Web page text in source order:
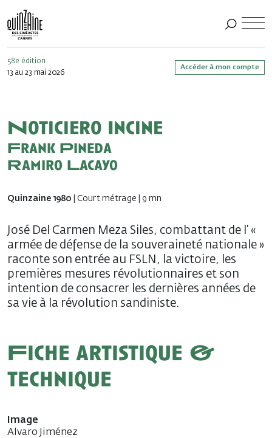
58e édition
13 au 23 mai 2026
Accéder à mon compte
Noticiero Incine
Frank Pineda
Ramiro Lacayo
Quinzaine 1980 | Court métrage | 9 mn
José Del Carmen Meza Siles, combattant de l’ «
armée de défense de la souveraineté nationale »
raconte son entrée au FSLN, la victoire, les
premières mesures révolutionnaires et son
intention de consacrer les dernières années de
sa vie à la révolution sandiniste.
Fiche artistique &
technique
Image
Alvaro Jiménez